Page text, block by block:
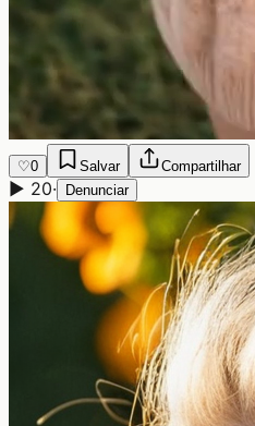
♡0 Salvar Compartilhar
▶ 20· Denunciar